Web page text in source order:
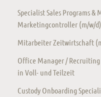
Specialist Sales Programs
Marketingcontroller (m/w/
Mitarbeiter Zeitwirtschaft
Office Manager /
in Voll- und Teilzeit
Custody Onboarding